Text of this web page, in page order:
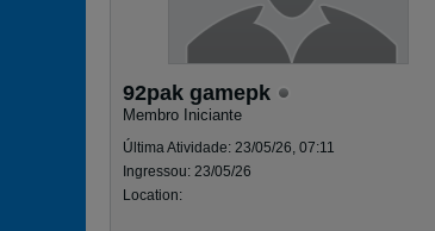
92pak gamepk
Membro Iniciante
Última Atividade: 23/05/26, 07:11
Ingressou: 23/05/26
Location: